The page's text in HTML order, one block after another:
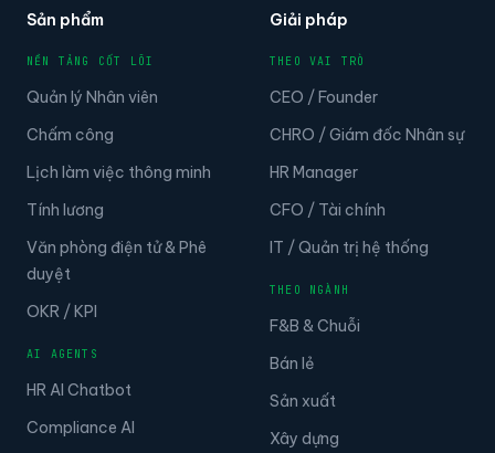
Sản phẩm
NỀN TẢNG CỐT LÕI
Quản lý Nhân viên
Chấm công
Lịch làm việc thông minh
Tính lương
Văn phòng điện tử & Phê
duyệt
OKR / KPI
AI AGENTS
HR AI Chatbot
Compliance AI
Giải pháp
THEO VAI TRÒ
CEO / Founder
CHRO / Giám đốc Nhân sự
HR Manager
CFO / Tài chính
IT / Quản trị hệ thống
THEO NGÀNH
F&B & Chuỗi
Bán lẻ
Sản xuất
Xây dựng